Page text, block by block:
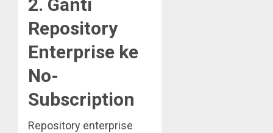
2. Ganti
Repository
Enterprise ke
No-
Subscription
Repository enterprise